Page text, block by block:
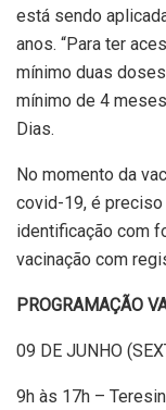
está sendo
anos. “Para ter
mínimo duas
mínimo de 4
Dias.
No momento da
covid-19, é
identificação com
vacinação com
PROGRAMAÇÃO
09 DE JUNHO
9h às 17h –